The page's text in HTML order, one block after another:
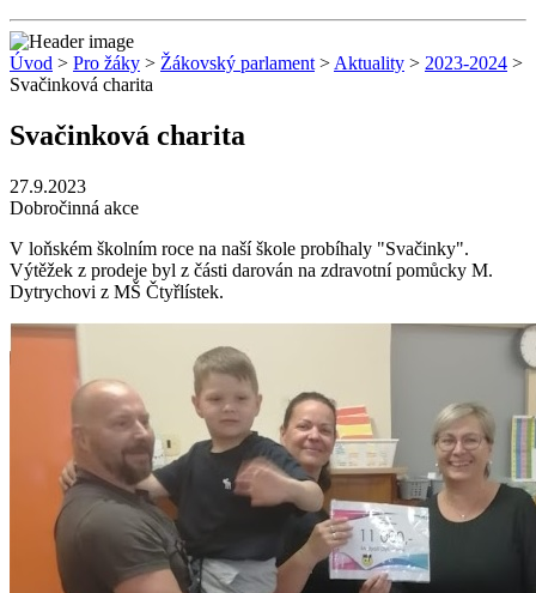
Úvod > Pro žáky > Žákovský parlament > Aktuality > 2023-2024 >
Svačinková charita
Svačinková charita
27.9.2023
Dobročinná akce
V loňském školním roce na naší škole probíhaly "Svačinky".
Výtěžek z prodeje byl z části darován na zdravotní pomůcky M.
Dytrychovi z MŠ Čtyřlístek.